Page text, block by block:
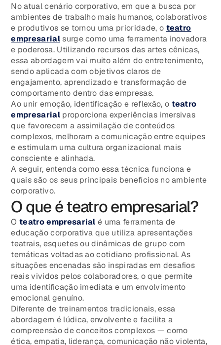
No atual cenário corporativo, em que a busca por
ambientes de trabalho mais humanos, colaborativos
e produtivos se tornou uma prioridade, o teatro
empresarialsurge como uma ferramenta inovadora
e poderosa. Utilizando recursos das artes cênicas,
essa abordagem vai muito além do entretenimento,
sendo aplicada com objetivos claros de
engajamento, aprendizado e transformação de
comportamento dentro das empresas.
Ao unir emoção, identificação e reflexão, o teatro
empresarialproporciona experiências imersivas
que favorecem a assimilação de conteúdos
complexos, melhoram a comunicação entre equipes
e estimulam uma cultura organizacional mais
consciente e alinhada.
A seguir, entenda como essa técnica funciona e
quais são os seus principais benefícios no ambiente
corporativo.
O que é teatro empresarial?
O teatro empresarial é uma ferramenta de
educação corporativa que utiliza apresentações
teatrais, esquetes ou dinâmicas de grupo com
temáticas voltadas ao cotidiano profissional. As
situações encenadas são inspiradas em desafios
reais vividos pelos colaboradores, o que permite
uma identificação imediata e um envolvimento
emocional genuíno.
Diferente de treinamentos tradicionais, essa
abordagem é lúdica, envolvente e facilita a
compreensão de conceitos complexos — como
ética, empatia, liderança, comunicação não violenta,